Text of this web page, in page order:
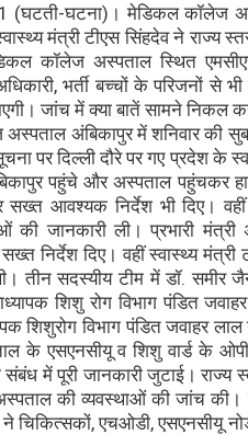
(घटती-घटना)। मेडिकल कॉलेज
मंत्री टीएस सिंहदेव ने राज्य
कॉलेज अस्पताल स्थित
भर्ती बच्चों के परिजनों से
जांच में क्या बातें सामने निकल
अंबिकापुर में शनिवार की
पर दिल्ली दौरे पर गए प्रदेश के
पहुंचे और अस्पताल पहुंचकर
आवश्यक निर्देश भी दिए। वहीं
की जानकारी ली। प्रभारी
निर्देश दिए। वहीं स्वास्थ्य
तीन सदस्यीय टीम में डॉ. समीर
शिशु रोग विभाग पंडित
शिशुरोग विभाग पंडित जवाहर लाल
के एसएनसीयू व शिशु वार्ड के
में पूरी जानकारी जुटाई।
की व्यवस्थाओं की जांच की।
चिकित्सकों, एचओडी, एसएनसीयू